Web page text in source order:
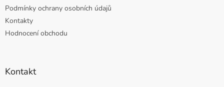
Podmínky ochrany osobních údajů
Kontakty
Hodnocení obchodu
Kontakt